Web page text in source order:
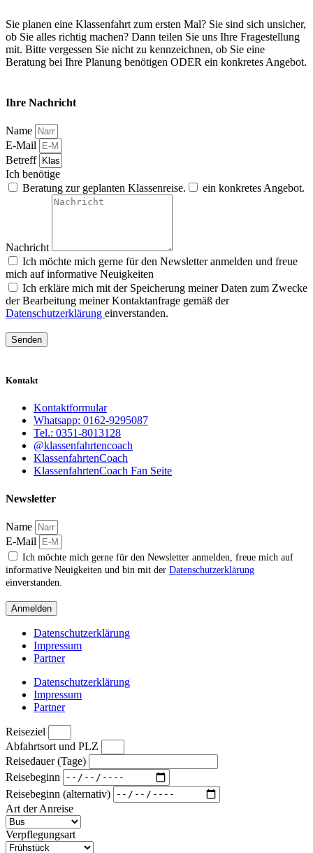
Sie planen eine Klassenfahrt zum ersten Mal? Sie sind sich unsicher,
ob Sie alles richtig machen? Dann teilen Sie uns Ihre Fragestellung
mit. Bitte vergessen Sie nicht zu kennzeichnen, ob Sie eine
Beratung bei Ihre Planung benötigen ODER ein konkretes Angebot.
Ihre Nachricht
Name
E-Mail
Betreff
Ich benötige
Beratung zur geplanten Klassenreise.
ein konkretes Angebot.
Nachricht
Ich möchte mich gerne für den Newsletter anmelden und freue
mich auf informative Neuigkeiten
Ich erkläre mich mit der Speicherung meiner Daten zum Zwecke
der Bearbeitung meiner Kontaktanfrage gemäß der
Datenschutzerklärung einverstanden.
Senden
Kontakt
Kontaktformular
Whatsapp: 0162-9295087
Tel.: 0351-8013128
@klassenfahrtencoach
KlassenfahrtenCoach
KlassenfahrtenCoach Fan Seite
Newsletter
Name
E-Mail
Ich möchte mich gerne für den Newsletter anmelden, freue mich auf
informative Neuigkeiten und bin mit der Datenschutzerklärung
einverstanden.
Anmelden
Datenschutzerklärung
Impressum
Partner
Datenschutzerklärung
Impressum
Partner
Reiseziel
Abfahrtsort und PLZ
Reisedauer (Tage)
Reisebeginn
Reisebeginn (alternativ)
Art der Anreise
Verpflegungsart